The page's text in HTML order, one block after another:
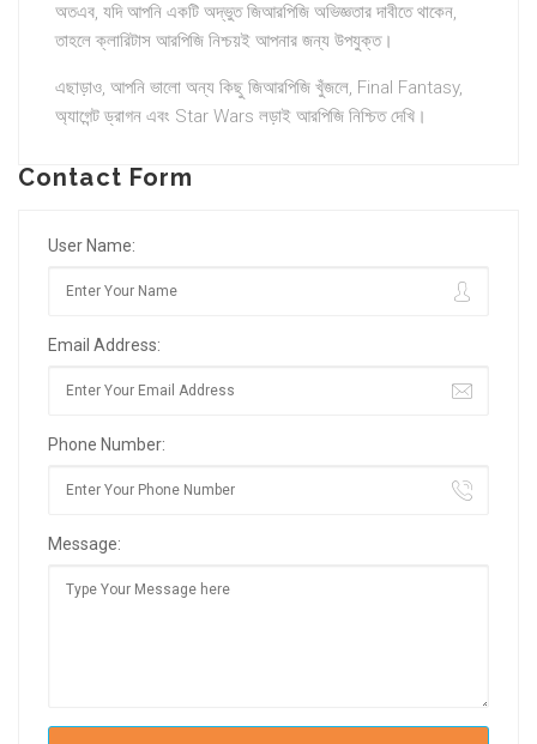
অতএব, যদি আপনি একটি অদ্ভুত জিআরপিজি অভিজ্ঞতার দাবীতে থাকেন,
তাহলে ক্লারিটাস আরপিজি নিশ্চয়ই আপনার জন্য উপযুক্ত।
এছাড়াও, আপনি ভালো অন্য কিছু জিআরপিজি খুঁজলে, Final Fantasy,
অ্যাগেন্ট ড্রাগন এবং Star Wars লড়াই আরপিজি নিশ্চিত দেখি।
Contact Form
User Name:
Email Address:
Phone Number:
Message: